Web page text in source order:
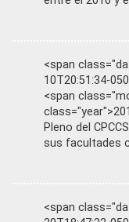
<span
10T20:51:34-
<span
Pleno del
sus facultades
<span